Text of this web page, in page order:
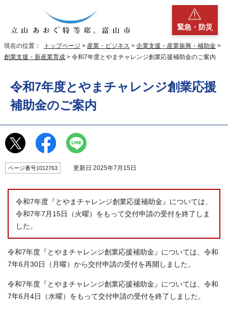
緊急・防災
現在の位置： トップページ > 産業・ビジネス > 企業支援・産業振興・補助金 >
創業支援・新産業育成 > 令和7年度とやまチャレンジ創業応援補助金のご案内
令和7年度とやまチャレンジ創業応援
補助金のご案内
ページ番号1012763 更新日 2025年7月15日
令和7年度『とやまチャレンジ創業応援補助金』については、
令和7年7月15日（火曜）をもって交付申請の受付を終了しま
した。
令和7年度『とやまチャレンジ創業応援補助金』については、令和
7年6月30日（月曜）から交付申請の受付を再開しました。
令和7年度『とやまチャレンジ創業応援補助金』については、令和
7年6月4日（水曜）をもって交付申請の受付を終了しました。